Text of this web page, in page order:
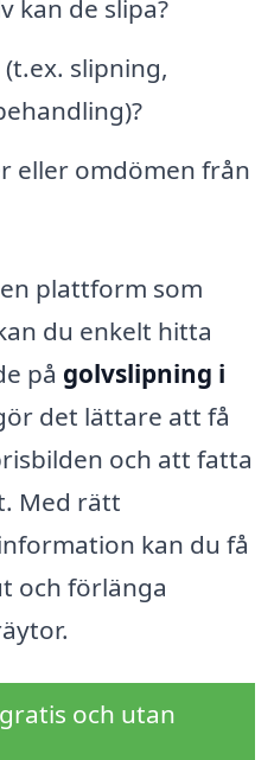
kan de slipa?
slipning,
eller omdömen från
plattform som
du enkelt hitta
på golvslipning i
det lättare att få
och att fatta
Med rätt
kan du få
och förlänga
och utan